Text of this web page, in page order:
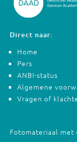
Direct naar:
Home
Pers
ANBI-status
Algemene
Vragen of
Fotomateriaal met